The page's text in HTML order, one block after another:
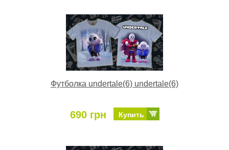
Футболка undertale(6) undertale(6)
690 грн Купить